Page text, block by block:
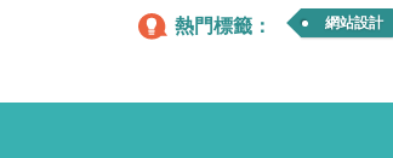
熱門標籤： 網站設計